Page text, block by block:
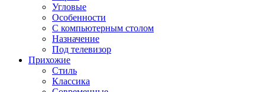
Угловые
Особенности
С компьютерным столом
Назначение
Под телевизор
Прихожие
Стиль
Классика